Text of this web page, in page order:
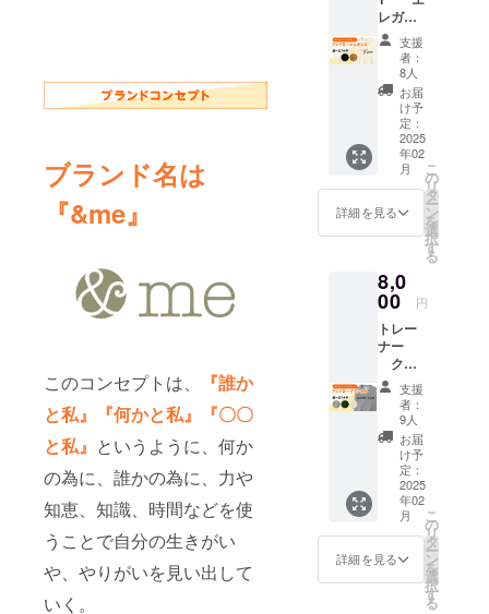
ブランド名は
『&me』
このコンセプトは、
『誰か
と私』『何かと私』『〇〇
と私』 というように、何か
の為に、誰かの為に、力や
知恵、知識、時間などを使
うことで自分の生きがい
や、やりがいを見い出して
いく。
ラーや
デザイ
ンは、
実物商
品と若
干異な
る場合
があり
ます。
身
丈/78c
m 身
幅/58c
m 肩
幅/53c
m 袖
丈/24c
> 確定
後の変
更は受
注意下
さい。
ラーや
デザイ
ンは、
実物商
品と若
干異な
る場合
があり
ます。
オンラ
インク
ラブで
オンラ
イン
レッス
ン30
本/1ヶ
月受け
放題
や、
様々な
放題、
現場で
活かせ
られる
セミ
ナー、
動作ス
キル
アップ
セミ
ナーな
どの有
料セミ
ナーが
受け放
題、
アーカ
レガン
ス <カ
ラー>・
アイボ
リー
・ブ
ラッ
ク ・
キャメ
材> 綿
100％
<厚み
>
サイズ>
S: 身
丈/66c
m 身
幅/49c
m 肩
幅/44c
m 袖
丈/59c
m M: 身
丈/70c
m 身
幅/52c
m 肩
幅/47c
m 袖
丈/61c
支援
者：
8人
お届
け予
定：
2025
年02
月
詳細を見る
こ
の
リ
タ
ー
ン
を
選
択
す
る
8,0
00 円
トレー
ナー
クラ
シカル
<カラー
>・杢グ
レー
・アー
ミーグ
リー
ン ・
ライト
ベー
ジュ <
素材>
綿
100％
支援
者：
9人
お届
け予
定：
2025
年02
月
詳細を見る
こ
の
リ
タ
ー
ン
を
選
択
す
る